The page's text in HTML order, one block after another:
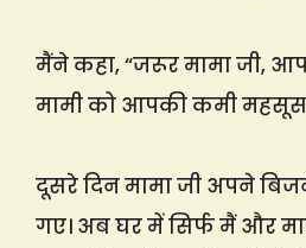
मैंने कहा, “जरूर मामा जी,
मामी को आपकी कमी महसूस
दूसरे दिन मामा जी अपने
गए। अब घर में सिर्फ मैं और